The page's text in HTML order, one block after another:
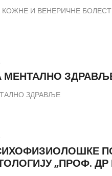
И ВЕНЕРИЧНЕ БОЛЕСТИ
МЕНТАЛНО
ЗДРАВЉЕ
„ПРОФ.